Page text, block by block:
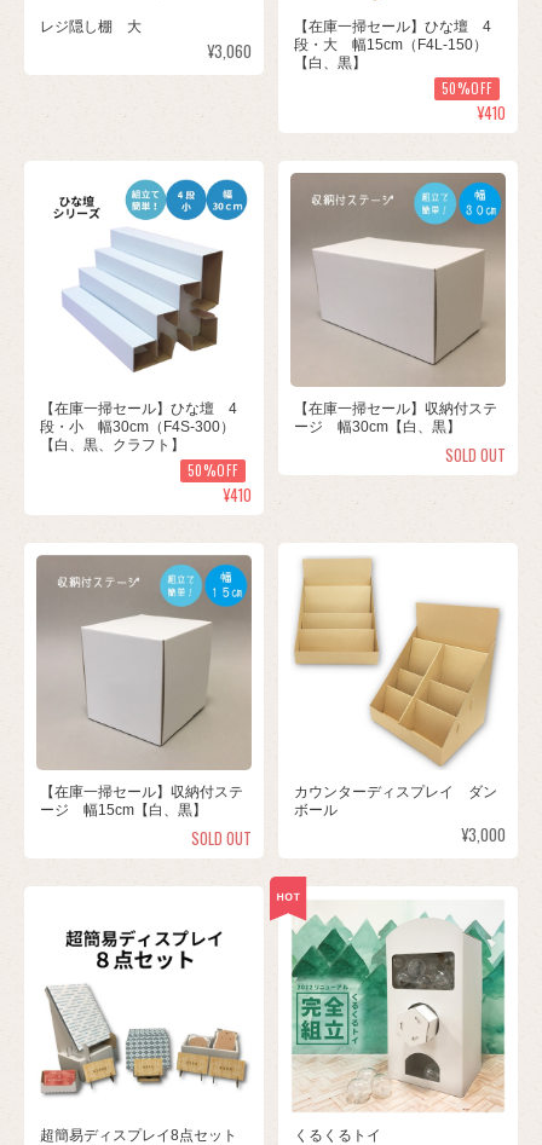
レジ隠し棚 大
¥3,060
【在庫一掃セール】ひな壇 4
段・大 幅15cm（F4L-150）
【白、黒】
50%OFF
¥410
【在庫一掃セール】ひな壇 4
段・小 幅30cm（F4S-300）
【白、黒、クラフト】
50%OFF
¥410
【在庫一掃セール】収納付ステ
ージ 幅30cm【白、黒】
SOLD OUT
【在庫一掃セール】収納付ステ
ージ 幅15cm【白、黒】
SOLD OUT
カウンターディスプレイ ダン
ボール
¥3,000
超簡易ディスプレイ8点セット くるくるトイ